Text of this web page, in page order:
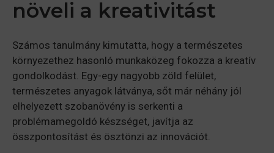
növeli a kreativitást
Számos tanulmány kimutatta, hogy a természetes
környezethez hasonló munkaközeg fokozza a kreatív
gondolkodást. Egy-egy nagyobb zöld felület,
természetes anyagok látványa, sőt már néhány jól
elhelyezett szobanövény is serkenti a
problémamegoldó készséget, javítja az
összpontosítást és ösztönzi az innovációt.